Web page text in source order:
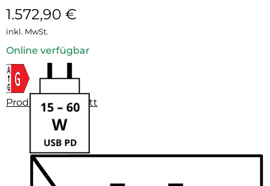
1.572,90 €
inkl. MwSt.
Online verfügbar
Produktdatenblatt